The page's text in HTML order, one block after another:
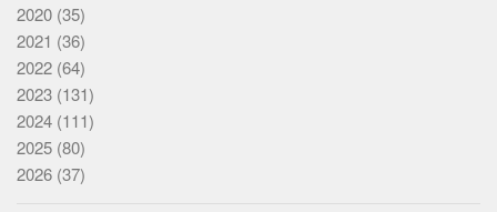
2020 (35)
2021 (36)
2022 (64)
2023 (131)
2024 (111)
2025 (80)
2026 (37)